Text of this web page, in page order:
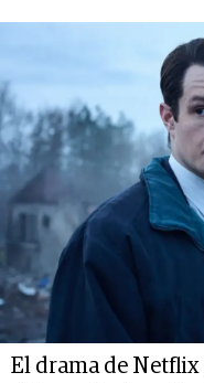
El drama de Netflix